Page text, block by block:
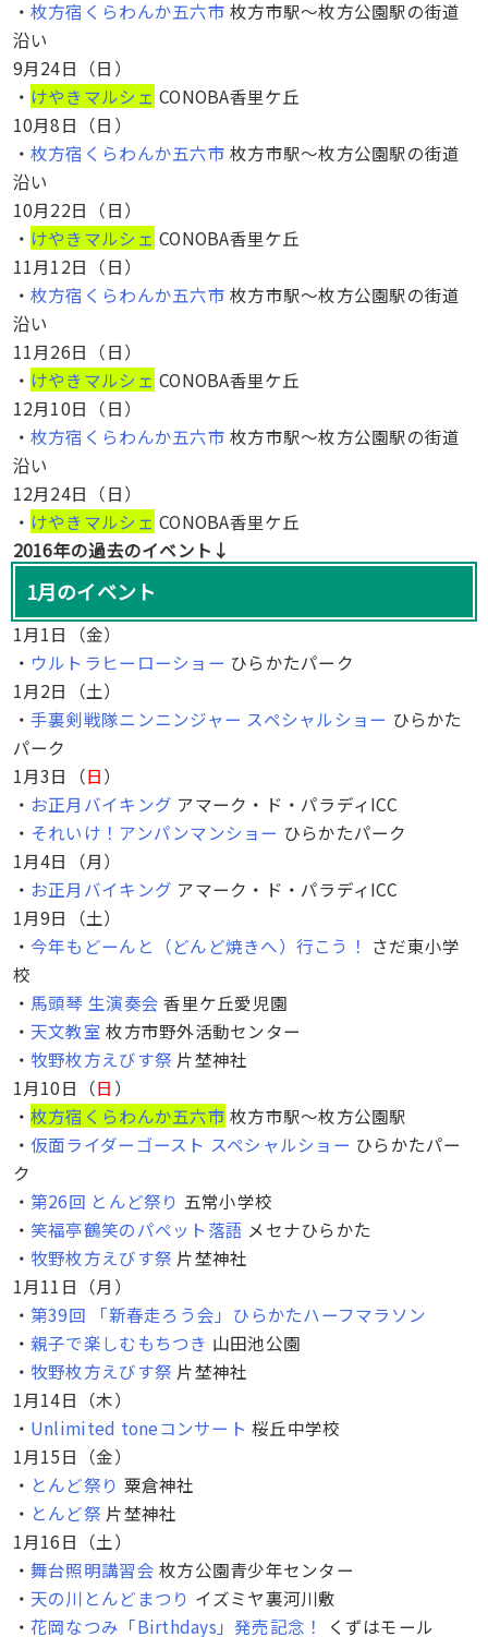
・ 枚方宿くらわんか五六市 枚方市駅〜枚方公園駅の街道
沿い
9月24日（日）
・ けやきマルシェ CONOBA香里ケ丘
10月8日（日）
・ 枚方宿くらわんか五六市 枚方市駅〜枚方公園駅の街道
沿い
10月22日（日）
・ けやきマルシェ CONOBA香里ケ丘
11月12日（日）
・ 枚方宿くらわんか五六市 枚方市駅〜枚方公園駅の街道
沿い
11月26日（日）
・ けやきマルシェ CONOBA香里ケ丘
12月10日（日）
・ 枚方宿くらわんか五六市 枚方市駅〜枚方公園駅の街道
沿い
12月24日（日）
・ けやきマルシェ CONOBA香里ケ丘
2016年の過去のイベント↓
1月のイベント
1月1日（金）
・ ウルトラヒーローショー ひらかたパーク
1月2日（土）
・ 手裏剣戦隊ニンニンジャー スペシャルショー ひらかた
パーク
1月3日（日）
・ お正月バイキング アマーク・ド・パラディICC
・ それいけ！アンパンマンショー ひらかたパーク
1月4日（月）
・ お正月バイキング アマーク・ド・パラディICC
1月9日（土）
・ 今年もどーんと（どんど焼きへ）行こう！ さだ東小学
校
・ 馬頭琴 生演奏会 香里ケ丘愛児園
・ 天文教室 枚方市野外活動センター
・ 牧野枚方えびす祭 片埜神社
1月10日（日 ）
・ 枚方宿くらわんか五六市 枚方市駅〜枚方公園駅
・ 仮面ライダーゴースト スペシャルショー ひらかたパー
ク
・ 第26回 とんど祭り 五常小学校
・ 笑福亭鶴笑のパペット落語 メセナひらかた
・ 牧野枚方えびす祭 片埜神社
1月11日（月）
・ 第39回 「新春走ろう会」ひらかたハーフマラソン
・ 親子で楽しむもちつき 山田池公園
・ 牧野枚方えびす祭 片埜神社
1月14日（木）
・ Unlimited toneコンサート 桜丘中学校
1月15日（金）
・ とんど祭り 粟倉神社
・ とんど祭 片埜神社
1月16日（土）
・ 舞台照明講習会 枚方公園青少年センター
・ 天の川とんどまつり イズミヤ裏河川敷
・ 花岡なつみ「Birthdays」発売記念！ くずはモール